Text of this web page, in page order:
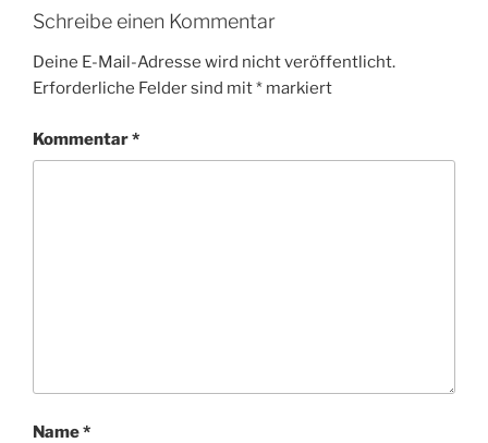
Schreibe einen Kommentar
Deine E-Mail-Adresse wird nicht veröffentlicht.
Erforderliche Felder sind mit* markiert
Kommentar*
Name*